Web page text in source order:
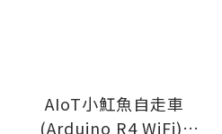
AIoT小魟魚自走車
(Arduino R4 WiFi)(